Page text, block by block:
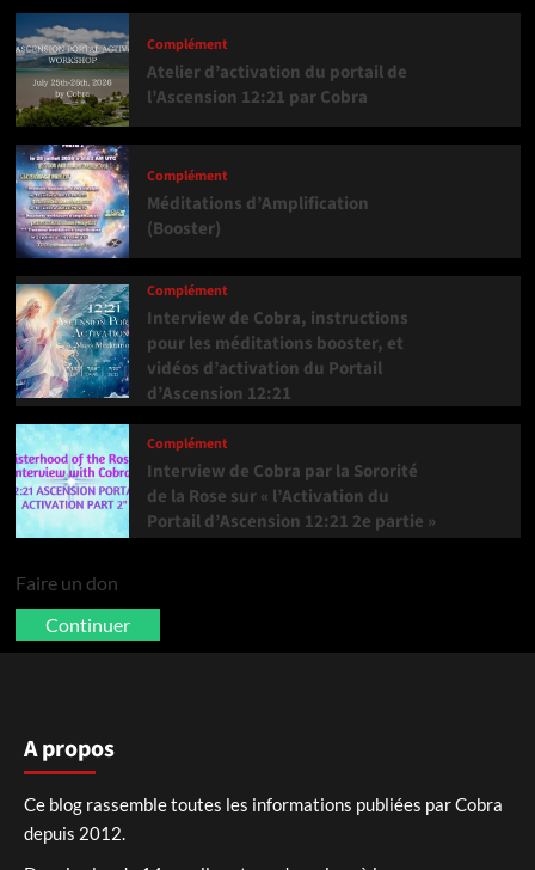
Complément
Atelier d’activation du portail de
l’Ascension 12:21 par Cobra
Complément
Méditations d’Amplification
(Booster)
Complément
Interview de Cobra, instructions
pour les méditations booster, et
vidéos d’activation du Portail
d’Ascension 12:21
Complément
Interview de Cobra par la Sororité
de la Rose sur « l’Activation du
Portail d’Ascension 12:21 2e partie »
Faire un don
Continuer
A propos
Ce blog rassemble toutes les informations publiées par Cobra
depuis 2012.